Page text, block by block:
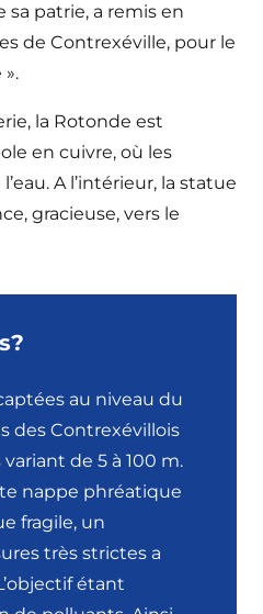
sa patrie, a remis en
de Contrexéville, pour le
la Rotonde est
en cuivre, où les
A l’intérieur, la statue
gracieuse, vers le
au niveau du
des Contrexévillois
de 5 à 100 m.
nappe phréatique
fragile, un
très strictes a
étant